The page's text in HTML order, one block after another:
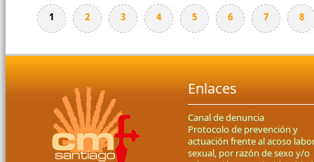
Páginas
1 2 3 4 5 6 7 8
Enlaces
Canal de denuncia
Protocolo de prevención y
actuación frente al acoso
sexual, por razón de sexo y/o